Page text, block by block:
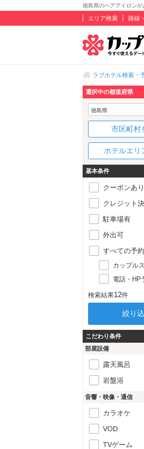
徳島県のヘアアイロン
エリア検索 路線
ラブホテル検索・
選択中の都道府県
徳島県
市区町村
ホテルエリ
基本条件
クーポンあり
クレジット
駐車場有
外出可
すべての予約
カップル
電話・HP
検索結果12件
こだわり条件
部屋設備
露天風呂
岩盤浴
音響・映像・通信
カラオケ
VOD
TVゲーム